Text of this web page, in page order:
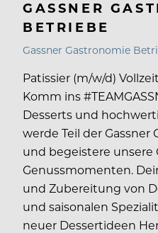
GASSNER
BETRIEBE
Gassner Gastronomie
Patissier (m/w/d)
Komm ins
Desserts und
werde Teil der
und begeistere unsere
Genussmomenten.
und Zubereitung von
und saisonalen
neuer Dessertideen